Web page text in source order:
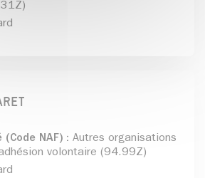
NAF) : Autres organisations
volontaire (94.99Z)